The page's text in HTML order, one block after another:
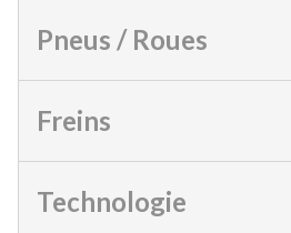
Pneus / Roues
Freins
Technologie